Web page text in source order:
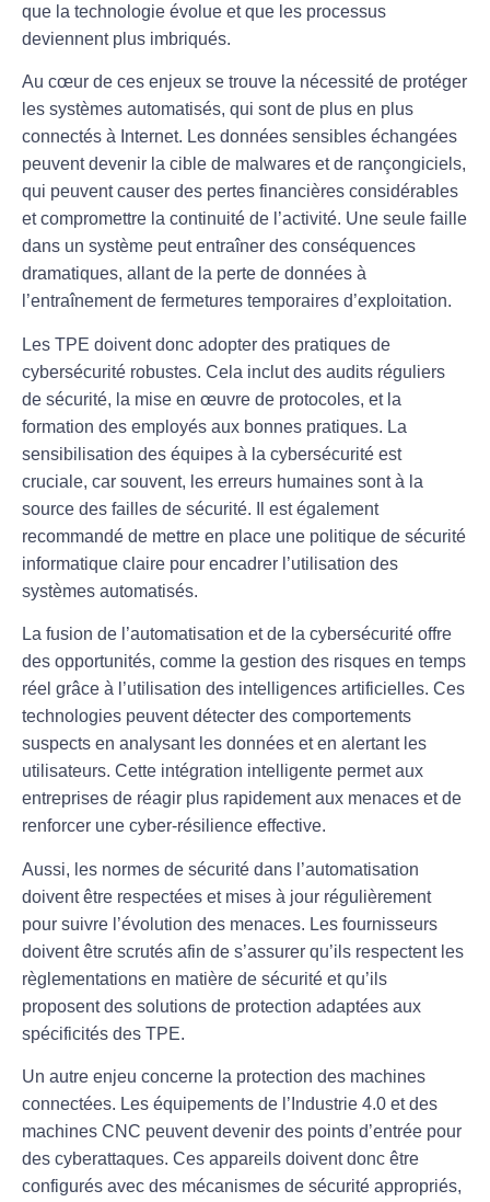
que la technologie évolue et que les processus
deviennent plus imbriqués.
Au cœur de ces enjeux se trouve la nécessité de protéger
les systèmes automatisés, qui sont de plus en plus
connectés à Internet. Les données sensibles échangées
peuvent devenir la cible de malwares et de rançongiciels,
qui peuvent causer des pertes financières considérables
et compromettre la continuité de l’activité. Une seule faille
dans un système peut entraîner des conséquences
dramatiques, allant de la perte de données à
l’entraînement de fermetures temporaires d’exploitation.
Les TPE doivent donc adopter des pratiques de
cybersécurité robustes. Cela inclut des audits réguliers
de sécurité, la mise en œuvre de protocoles, et la
formation des employés aux bonnes pratiques. La
sensibilisation des équipes à la cybersécurité est
cruciale, car souvent, les erreurs humaines sont à la
source des failles de sécurité. Il est également
recommandé de mettre en place une politique de sécurité
informatique claire pour encadrer l’utilisation des
systèmes automatisés.
La fusion de l’automatisation et de la cybersécurité offre
des opportunités, comme la gestion des risques en temps
réel grâce à l’utilisation des intelligences artificielles. Ces
technologies peuvent détecter des comportements
suspects en analysant les données et en alertant les
utilisateurs. Cette intégration intelligente permet aux
entreprises de réagir plus rapidement aux menaces et de
renforcer une cyber-résilience effective.
Aussi, les normes de sécurité dans l’automatisation
doivent être respectées et mises à jour régulièrement
pour suivre l’évolution des menaces. Les fournisseurs
doivent être scrutés afin de s’assurer qu’ils respectent les
règlementations en matière de sécurité et qu’ils
proposent des solutions de protection adaptées aux
spécificités des TPE.
Un autre enjeu concerne la protection des machines
connectées. Les équipements de l’ Industrie 4.0 et des
machines CNC peuvent devenir des points d’entrée pour
des cyberattaques. Ces appareils doivent donc être
configurés avec des mécanismes de sécurité appropriés,